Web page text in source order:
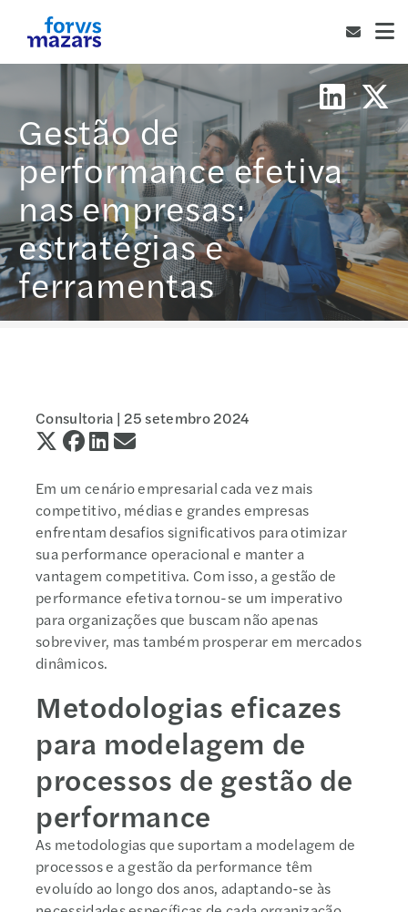
Gestão de
performance efetiva
nas empresas:
estratégias e
ferramentas
Consultoria | 25 setembro 2024
Em um cenário empresarial cada vez mais
competitivo, médias e grandes empresas
enfrentam desafios significativos para otimizar
sua performance operacional e manter a
vantagem competitiva. Com isso, a gestão de
performance efetiva tornou-se um imperativo
para organizações que buscam não apenas
sobreviver, mas também prosperar em mercados
dinâmicos.
Metodologias eficazes
para modelagem de
processos de gestão de
performance
As metodologias que suportam a modelagem de
processos e a gestão da performance têm
evoluído ao longo dos anos, adaptando-se às